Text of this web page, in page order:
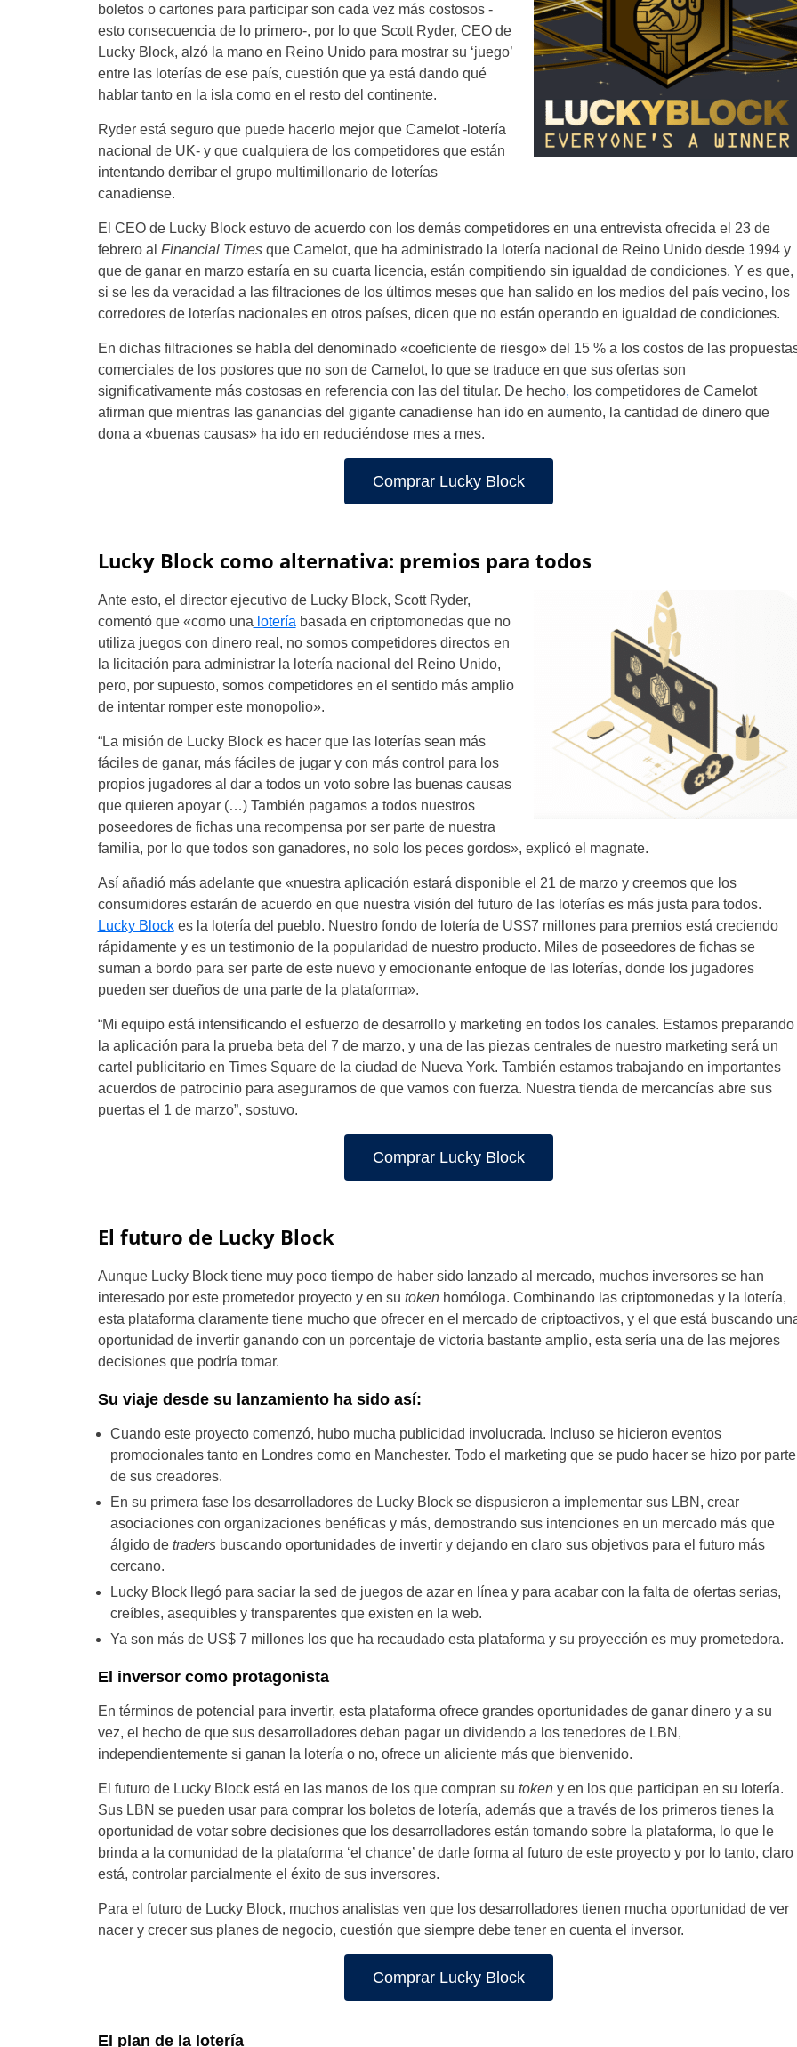
Colombia
Peru
Brazil
Ecuador
El Salvador
Costa Rica
boletos o cartones para participar son cada vez más costosos -
esto consecuencia de lo primero-, por lo que Scott Ryder, CEO de
Lucky Block, alzó la mano en Reino Unido para mostrar su ‘juego’
entre las loterías de ese país, cuestión que ya está dando qué
hablar tanto en la isla como en el resto del continente.
Ryder está seguro que puede hacerlo mejor que Camelot -lotería
nacional de UK- y que cualquiera de los competidores que están
intentando derribar el grupo multimillonario de loterías
canadiense.
El CEO de Lucky Block estuvo de acuerdo con los demás competidores en una entrevista ofrecida el 23 de
febrero al Financial Timesque Camelot, que ha administrado la lotería nacional de Reino Unido desde 1994 y
que de ganar en marzo estaría en su cuarta licencia, están compitiendo sin igualdad de condiciones. Y es que,
si se les da veracidad a las filtraciones de los últimos meses que han salido en los medios del país vecino, los
corredores de loterías nacionales en otros países, dicen que no están operando en igualdad de condiciones.
En dichas filtraciones se habla del denominado «coeficiente de riesgo» del 15 % a los costos de las
comerciales de los postores que no son de Camelot, lo que se traduce en que sus ofertas son
significativamente más costosas en referencia con las del titular. De hecho, los competidores de Camelot
afirman que mientras las ganancias del gigante canadiense han ido en aumento, la cantidad de dinero que
dona a «buenas causas» ha ido en reduciéndose mes a mes.
Comprar Lucky Block
Lucky Block como alternativa: premios para todos
Ante esto, el director ejecutivo de Lucky Block, Scott Ryder,
comentó que «como una lotería basada en criptomonedas que no
utiliza juegos con dinero real, no somos competidores directos en
la licitación para administrar la lotería nacional del Reino Unido,
pero, por supuesto, somos competidores en el sentido más amplio
de intentar romper este monopolio».
“La misión de Lucky Block es hacer que las loterías sean más
fáciles de ganar, más fáciles de jugar y con más control para los
propios jugadores al dar a todos un voto sobre las buenas causas
que quieren apoyar (…) También pagamos a todos nuestros
poseedores de fichas una recompensa por ser parte de nuestra
familia, por lo que todos son ganadores, no solo los peces gordos», explicó el magnate.
Así añadió más adelante que «nuestra aplicación estará disponible el 21 de marzo y creemos que los
consumidores estarán de acuerdo en que nuestra visión del futuro de las loterías es más justa para todos.
Lucky Blockes la lotería del pueblo. Nuestro fondo de lotería de US$7 millones para premios está creciendo
rápidamente y es un testimonio de la popularidad de nuestro producto. Miles de poseedores de fichas se
suman a bordo para ser parte de este nuevo y emocionante enfoque de las loterías, donde los jugadores
pueden ser dueños de una parte de la plataforma».
“Mi equipo está intensificando el esfuerzo de desarrollo y marketing en todos los canales. Estamos preparando
la aplicación para la prueba beta del 7 de marzo, y una de las piezas centrales de nuestro marketing será un
cartel publicitario en Times Square de la ciudad de Nueva York. También estamos trabajando en importantes
acuerdos de patrocinio para asegurarnos de que vamos con fuerza. Nuestra tienda de mercancías abre sus
puertas el 1 de marzo”, sostuvo.
Comprar Lucky Block
El futuro de Lucky Block
Aunque Lucky Block tiene muy poco tiempo de haber sido lanzado al mercado, muchos inversores se han
interesado por este prometedor proyecto y en su tokenhomóloga. Combinando las criptomonedas y la lotería,
esta plataforma claramente tiene mucho que ofrecer en el mercado de criptoactivos, y el que está buscando
oportunidad de invertir ganando con un porcentaje de victoria bastante amplio, esta sería una de las mejores
decisiones que podría tomar.
Su viaje desde su lanzamiento ha sido así:
Cuando este proyecto comenzó, hubo mucha publicidad involucrada. Incluso se hicieron eventos
promocionales tanto en Londres como en Manchester. Todo el marketing que se pudo hacer se hizo por parte
de sus creadores.
En su primera fase los desarrolladores de Lucky Block se dispusieron a implementar sus LBN, crear
asociaciones con organizaciones benéficas y más, demostrando sus intenciones en un mercado más que
álgido de tradersbuscando oportunidades de invertir y dejando en claro sus objetivos para el futuro más
cercano.
Lucky Block llegó para saciar la sed de juegos de azar en línea y para acabar con la falta de ofertas serias,
creíbles, asequibles y transparentes que existen en la web.
Ya son más de US$ 7 millones los que ha recaudado esta plataforma y su proyección es muy prometedora.
El inversor como protagonista
En términos de potencial para invertir, esta plataforma ofrece grandes oportunidades de ganar dinero y a su
vez, el hecho de que sus desarrolladores deban pagar un dividendo a los tenedores de LBN,
independientemente si ganan la lotería o no, ofrece un aliciente más que bienvenido.
El futuro de Lucky Block está en las manos de los que compran su tokeny en los que participan en su lotería.
Sus LBN se pueden usar para comprar los boletos de lotería, además que a través de los primeros tienes la
oportunidad de votar sobre decisiones que los desarrolladores están tomando sobre la plataforma, lo que le
brinda a la comunidad de la plataforma ‘el chance’ de darle forma al futuro de este proyecto y por lo tanto, claro
está, controlar parcialmente el éxito de sus inversores.
Para el futuro de Lucky Block, muchos analistas ven que los desarrolladores tienen mucha oportunidad de ver
nacer y crecer sus planes de negocio, cuestión que siempre debe tener en cuenta el inversor.
Comprar Lucky Block
El plan de la lotería